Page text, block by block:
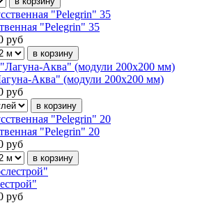
"Pelegrin" 35
руб
Аква" (модули 200х200 мм)
руб
"Pelegrin" 20
руб
руб